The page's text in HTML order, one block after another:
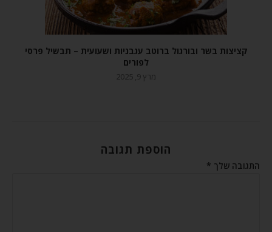
קציצות בשר ובורגול ברוטב עגבניות ושעועית – תבשיל פרסי
לפורים
מרץ 9, 2025
הוספת תגובה
התגובה שלך *